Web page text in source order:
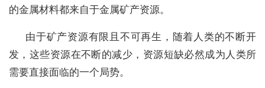
的金属材料都来自于金属矿产资源。
由于矿产资源有限且不可再生，随着人类的不断开
发，这些资源在不断的减少，资源短缺必然成为人类所
需要直接面临的一个局势。